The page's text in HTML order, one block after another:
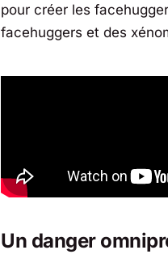
pour créer les
facehuggers et des
Un danger